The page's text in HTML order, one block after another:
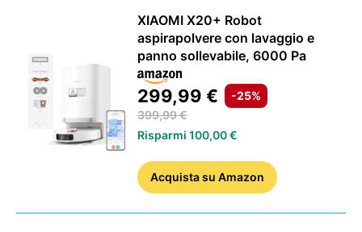
XIAOMI X20+ Robot
aspirapolvere con lavaggio e
panno sollevabile, 6000 Pa
299,99 €
-25%
399,99 €
Risparmi 100,00 €
Acquistasu Amazon